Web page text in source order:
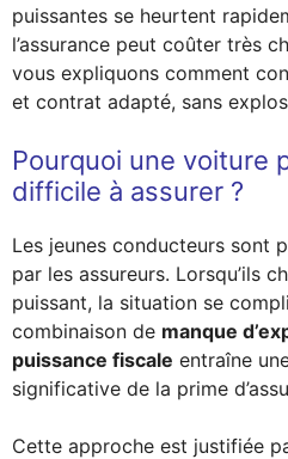
puissantes se heurtent
l’assurance peut coûter très
vous expliquons comment
et contrat adapté, sans
Pourquoi une voiture
difficile à assurer ?
Les jeunes conducteurs sont
par les assureurs. Lorsqu’ils
puissant, la situation se
combinaison de manque
puissance fiscale entraîne
significative de la prime
Cette approche est justifiée